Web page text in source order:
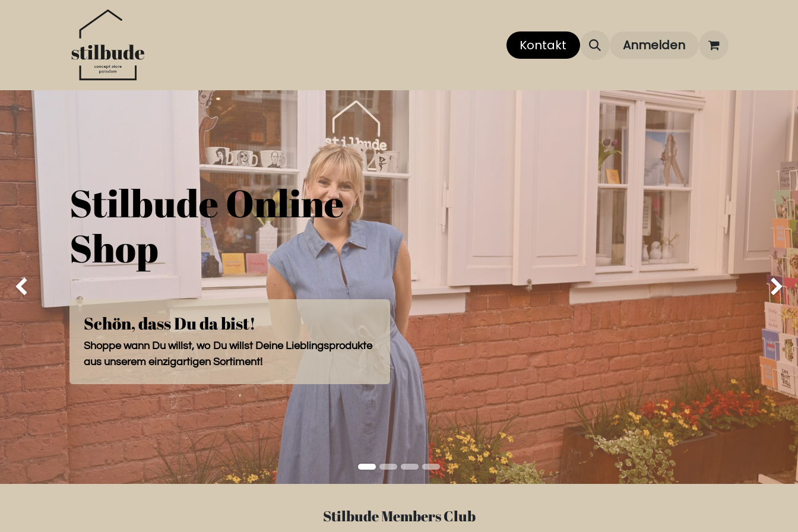
Über uns Über unsere Marken FAQ
Kontakt Anmelden
Stilbude Online
Shop
Schön, dass Du da bist!
Shoppe wann Du willst, wo Du willst Deine Lieblingsprodukte
aus unserem einzigartigen Sortiment!
Zurück Weiter
Stilbude Members Club